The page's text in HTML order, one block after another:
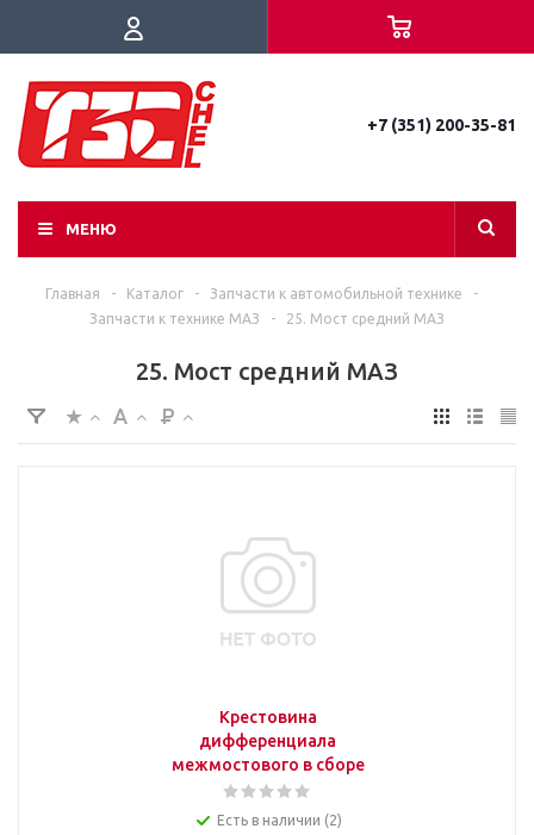
+7 (351) 200-35-81
МЕНЮ
Главная - Каталог - Запчасти к автомобильной технике
-
Запчасти к технике МАЗ
- 25. Мост средний МАЗ
25. Мост средний МАЗ
Крестовина
дифференциала
межмостового в сборе
Есть в наличии (2)